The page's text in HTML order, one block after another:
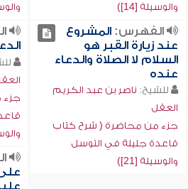
والوسيلة [14])
الفهرس:المشروع
عند زيارة القبر هو
السلام لا الصلاة والدعاء
عنده
للشيخ: ناصر بن عبد الكريم
العقل
جزء من محاضرة ( شرح كتاب
قاعدة جليلة في التوسل
والوسيلة [21])
جزء